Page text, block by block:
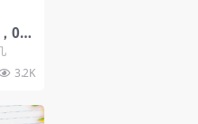
0成
1-5
3.2K